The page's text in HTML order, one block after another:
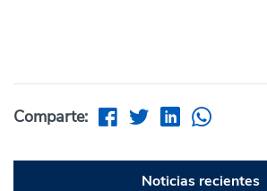
Comparte:
Noticias recientes